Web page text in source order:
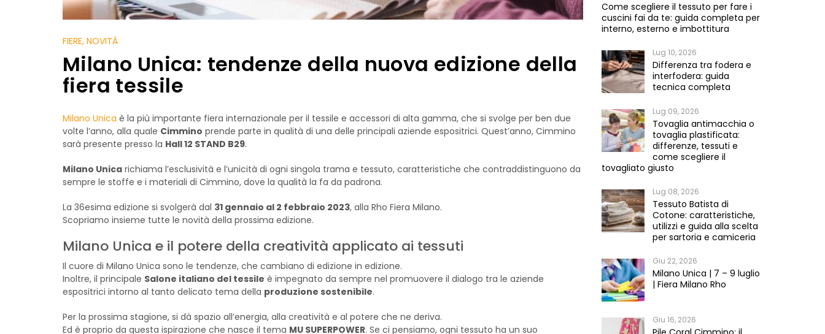
FIERE, NOVITÀ
Milano Unica: tendenze della nuova edizione della
fiera tessile
Milano Unica è la più importante fiera internazionale per il tessile e accessori di alta gamma, che si svolge per ben due
volte l’anno, alla quale Cimmino prende parte in qualità di una delle principali aziende espositrici. Quest’anno, Cimmino
sarà presente presso la Hall 12 STAND B29.
Milano Unica richiama l’esclusività e l’unicità di ogni singola trama e tessuto, caratteristiche che contraddistinguono da
sempre le stoffe e i materiali di Cimmino, dove la qualità la fa da padrona.
La 36esima edizione si svolgerà dal 31 gennaio al 2 febbraio 2023, alla Rho Fiera Milano.
Scopriamo insieme tutte le novità della prossima edizione.
Milano Unica e il potere della creatività applicato ai tessuti
Il cuore di Milano Unica sono le tendenze, che cambiano di edizione in edizione.
Inoltre, il principale Salone italiano del tessile è impegnato da sempre nel promuovere il dialogo tra le aziende
espositrici intorno al tanto delicato tema della produzione sostenibile.
Per la prossima stagione, si dà spazio all’energia, alla creatività e al potere che ne deriva.
Ed è proprio da questa ispirazione che nasce il tema MU SUPERPOWER. Se ci pensiamo, ogni tessuto ha un suo
Come scegliere il tessuto per fare i
cuscini fai da te: guida completa per
interno, esterno e imbottitura
Lug 10, 2026
Differenza tra fodera e
interfodera: guida
tecnica completa
Lug 09, 2026
Tovaglia antimacchia o
tovaglia plastificata:
differenze, tessuti e
come scegliere il
tovagliato giusto
Lug 08, 2026
Tessuto Batista di
Cotone: caratteristiche,
utilizzi e guida alla scelta
per sartoria e camiceria
Giu 22, 2026
Milano Unica | 7 – 9 luglio
| Fiera Milano Rho
Giu 16, 2026